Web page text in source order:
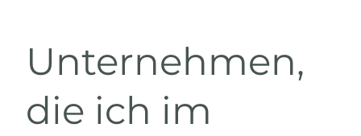
Unternehmen,
die ich im